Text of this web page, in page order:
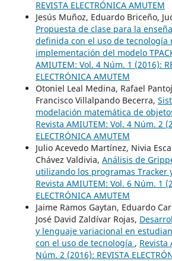
REVISTA ELECTRÓNICA AMUTEM
Jesús Muñoz, Eduardo Briceño,
Propuesta de clase para la
definida con el uso de tecnología
implementación del modelo
AMIUTEM: Vol. 4 Núm. 1 (2016):
ELECTRÓNICA AMUTEM
Otoniel Leal Medina, Rafael
Francisco Villalpando Becerra,
modelación matemática de
Revista AMIUTEM: Vol. 4 Núm. 2
ELECTRÓNICA AMUTEM
Julio Acevedo Martínez, Nivia
Chávez Valdivia, Análisis de
utilizando los programas Tracker
Revista AMIUTEM: Vol. 6 Núm. 1
ELECTRÓNICA AMUTEM
Jaime Ramos Gaytan, Eduardo
José David Zaldívar Rojas,
y lenguaje variacional en
con el uso de tecnología , Revista
Núm. 2 (2016): REVISTA